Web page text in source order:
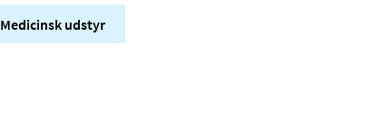
Medicinsk udstyr